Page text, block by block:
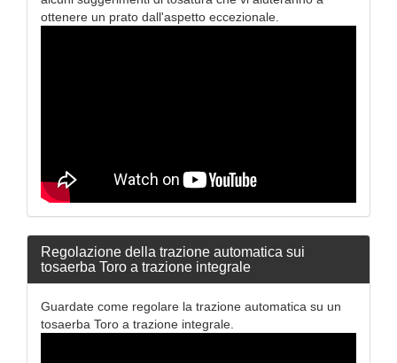
ottenere un prato dall'aspetto eccezionale.
Regolazione della trazione automatica sui
tosaerba Toro a trazione integrale
Guardate come regolare la trazione automatica su un
tosaerba Toro a trazione integrale.